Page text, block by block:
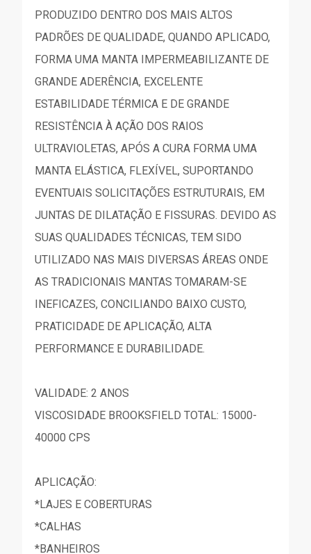
PRODUZIDO DENTRO DOS MAIS ALTOS
PADRÕES DE QUALIDADE, QUANDO APLICADO,
FORMA UMA MANTA IMPERMEABILIZANTE DE
GRANDE ADERÊNCIA, EXCELENTE
ESTABILIDADE TÉRMICA E DE GRANDE
RESISTÊNCIA À AÇÃO DOS RAIOS
ULTRAVIOLETAS, APÓS A CURA FORMA UMA
MANTA ELÁSTICA, FLEXÍVEL, SUPORTANDO
EVENTUAIS SOLICITAÇÕES ESTRUTURAIS, EM
JUNTAS DE DILATAÇÃO E FISSURAS. DEVIDO AS
SUAS QUALIDADES TÉCNICAS, TEM SIDO
UTILIZADO NAS MAIS DIVERSAS ÁREAS ONDE
AS TRADICIONAIS MANTAS TOMARAM-SE
INEFICAZES, CONCILIANDO BAIXO CUSTO,
PRATICIDADE DE APLICAÇÃO, ALTA
PERFORMANCE E DURABILIDADE.
VALIDADE: 2 ANOS
VISCOSIDADE BROOKSFIELD TOTAL: 15000-
40000 CPS
APLICAÇÃO:
*LAJES E COBERTURAS
*CALHAS
*BANHEIROS